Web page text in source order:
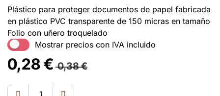
Plástico para proteger documentos de papel fabricada
en plástico PVC transparente de 150 micras en tamaño
Folio con uñero troquelado
Mostrar precios con IVA incluido
0,28€ 0,38€